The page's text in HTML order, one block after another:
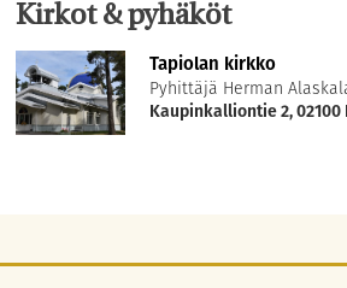
Kirkot & pyhäköt
Tapiolan kirkko
Pyhittäjä Herman
Kaupinkalliontie 2, 02100